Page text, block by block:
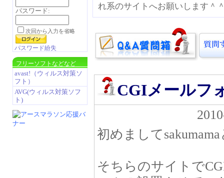
パスワード:
次回から入力を省略
パスワード紛失
フリーソフトなどなど
avast!（ウィルス対策ソ
フト）
AVG(ウィルス対策ソフ
ト)
れ系のサイトへお願いします＾
CGIメールフ
初めまして
そちらのサイトで